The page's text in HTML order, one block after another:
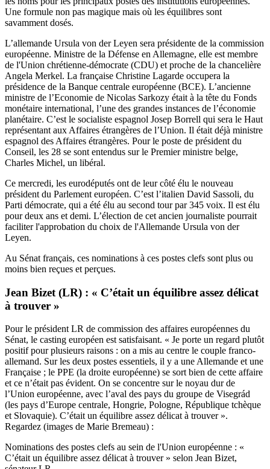
Une formule non pas magique mais où les équilibres sont
savamment dosés.
L’allemande Ursula von der Leyen sera présidente de la commission
européenne. Ministre de la Défense en Allemagne, elle est membre
de l'Union chrétienne-démocrate (CDU) et proche de la chancelière
Angela Merkel. La française Christine Lagarde occupera la
présidence de la Banque centrale européenne (BCE). L’ancienne
ministre de l’Economie de Nicolas Sarkozy était à la tête du Fonds
monétaire international, l’une des grandes instances de l’économie
planétaire. C’est le socialiste espagnol Josep Borrell qui sera le Haut
représentant aux Affaires étrangères de l’Union. Il était déjà ministre
espagnol des Affaires étrangères. Pour le poste de président du
Conseil, les 28 se sont entendus sur le Premier ministre belge,
Charles Michel, un libéral.
Ce mercredi, les eurodéputés ont de leur côté élu le nouveau
président du Parlement européen. C’est l’italien David Sassoli, du
Parti démocrate, qui a été élu au second tour par 345 voix. Il est élu
pour deux ans et demi. L’élection de cet ancien journaliste pourrait
faciliter l'approbation du choix de l'Allemande Ursula von der
Leyen.
Au Sénat français, ces nominations à ces postes clefs sont plus ou
moins bien reçues et perçues.
Jean Bizet (LR) : « C’était un équilibre assez délicat
à trouver »
Pour le président LR de commission des affaires européennes du
Sénat, le casting européen est satisfaisant. « Je porte un regard plutôt
positif pour plusieurs raisons : on a mis au centre le couple franco-
allemand. Sur les deux postes essentiels, il y a une Allemande et une
Française ; le PPE (la droite européenne) se sort bien de cette affaire
et ce n’était pas évident. On se concentre sur le noyau dur de
l’Union européenne, avec l’aval des pays du groupe de Visegrád
(les pays d’Europe centrale, Hongrie, Pologne, République tchèque
et Slovaquie). C’était un équilibre assez délicat à trouver ».
Regardez (images de Marie Bremeau) :
Nominations des postes clefs au sein de l'Union européenne : «
C’était un équilibre assez délicat à trouver » selon Jean Bizet,